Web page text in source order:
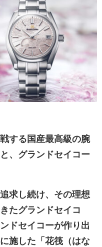
する国産最高級の腕
、グランドセイコー
求し続け、その理想
たグランドセイコ
ドセイコーが作り出
施した「花筏（はな